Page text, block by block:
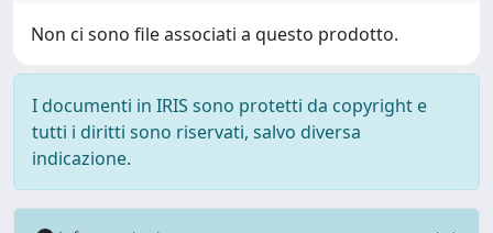
Non ci sono file associati a questo prodotto.
I documenti in IRIS sono protetti da copyright e
tutti i diritti sono riservati, salvo diversa
indicazione.